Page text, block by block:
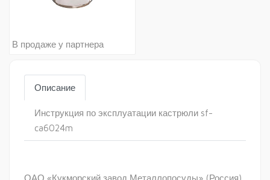
В продаже у партнера
Описание
Инструкция по эксплуатации кастрюли sf-
ca6024m
ОАО «Кукморский завод Металлопосуды» (Россия)